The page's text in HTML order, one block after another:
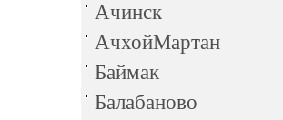
Ачинск
АчхойМартан
Баймак
Балабаново